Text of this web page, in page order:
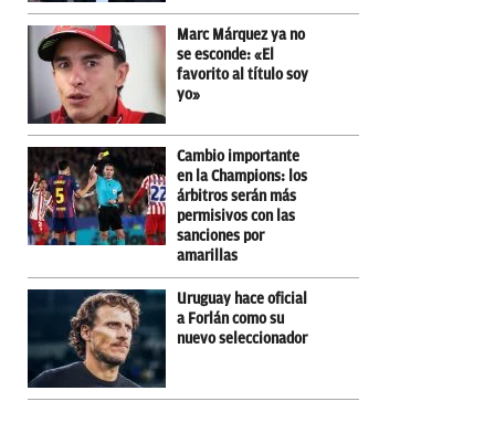
Marc Márquez ya no
se esconde: «El
favorito al título soy
yo»
Cambio importante
en la Champions: los
árbitros serán más
permisivos con las
sanciones por
amarillas
Uruguay hace oficial
a Forlán como su
nuevo seleccionador